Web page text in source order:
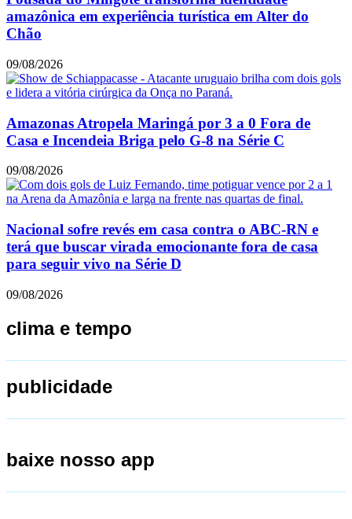
amazônica em experiência turística em Alter do
Chão
09/08/2026
Amazonas Atropela Maringá por 3 a 0 Fora de
Casa e Incendeia Briga pelo G-8 na Série C
09/08/2026
Nacional sofre revés em casa contra o ABC-RN e
terá que buscar virada emocionante fora de casa
para seguir vivo na Série D
09/08/2026
clima e tempo
publicidade
baixe nosso app